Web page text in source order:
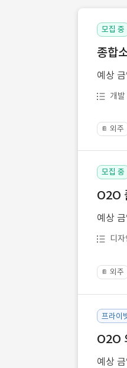
모집 중
종합
예상
개발
📔 외주
모집 중
O2O
예상
디
📔 외주
프라이
O2O
예상